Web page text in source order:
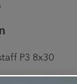
P3 8x30